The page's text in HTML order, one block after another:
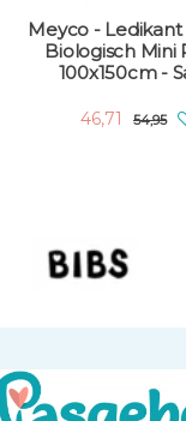
Meyco -
Biologisch Mini
100x150cm -
46,71 54,95